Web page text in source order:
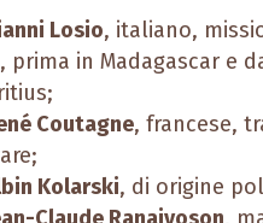
Losio, italiano,
prima in Madagascar e
Coutagne, francese,
Kolarski, di origine
Claude Ranaivoson,